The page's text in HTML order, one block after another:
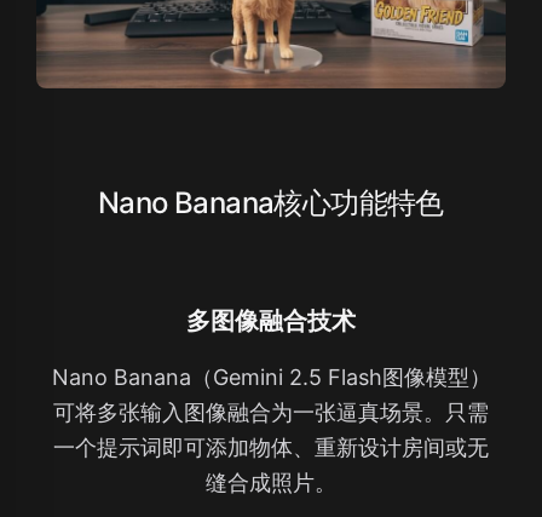
Nano Banana核心功能特色
多图像融合技术
Nano Banana（Gemini 2.5 Flash图像模型）
可将多张输入图像融合为一张逼真场景。只需
一个提示词即可添加物体、重新设计房间或无
缝合成照片。